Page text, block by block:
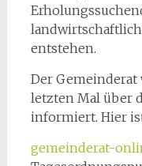
entstehen.
Der Gemeinderat
letzten Mal über
informiert. Hier
gemeinderat-